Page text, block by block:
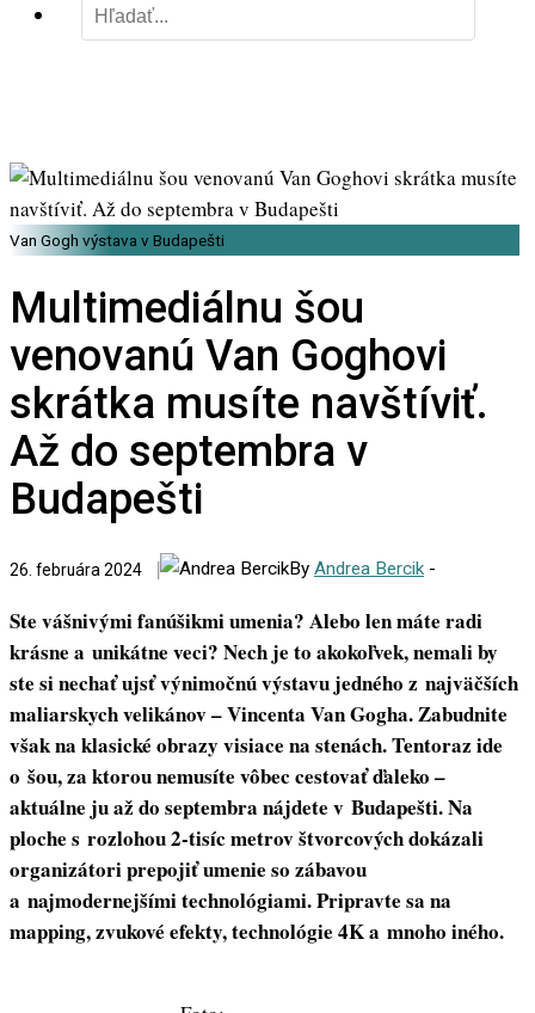
Van Gogh výstava v Budapešti
Multimediálnu šou
venovanú Van Goghovi
skrátka musíte navštíviť.
Až do septembra v
Budapešti
26. februára 2024 By Andrea Bercik -
Ste vášnivými fanúšikmi umenia? Alebo len máte radi
krásne a unikátne veci? Nech je to akokoľvek, nemali by
ste si nechať ujsť výnimočnú výstavu jedného z najväčších
maliarskych velikánov – Vincenta Van Gogha. Zabudnite
však na klasické obrazy visiace na stenách. Tentoraz ide
o šou, za ktorou nemusíte vôbec cestovať ďaleko –
aktuálne ju až do septembra nájdete v Budapešti. Na
ploche s rozlohou 2-tisíc metrov štvorcových dokázali
organizátori prepojiť umenie so zábavou
a najmodernejšími technológiami. Pripravte sa na
mapping, zvukové efekty, technológie 4K a mnoho iného.